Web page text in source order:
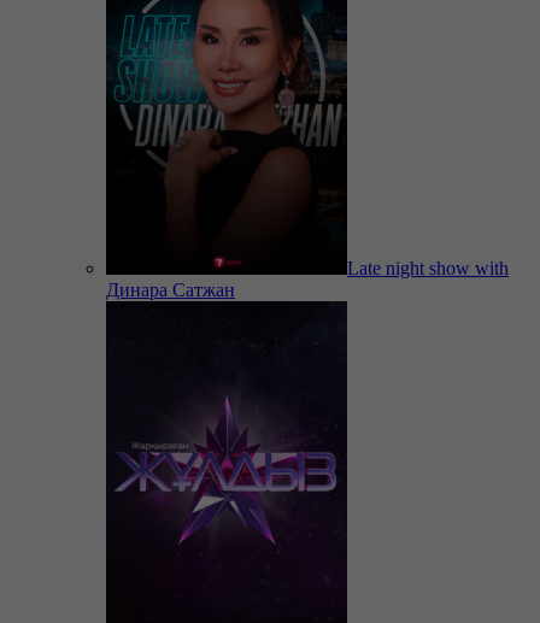
Late night show with
Динара Сатжан